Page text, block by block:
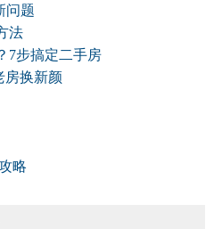
问题
法
7步搞定二手房
房换新颜
略